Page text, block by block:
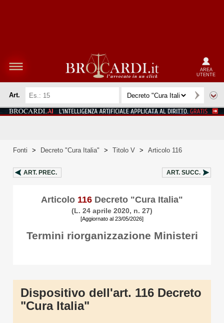
AREA
UTENTE
Art.
Fonti > Decreto "Cura Italia" > Titolo V > Articolo 116
ART. PREC. ART. SUCC.
Articolo 116 Decreto "Cura Italia"
(L. 24 aprile 2020, n. 27)
[Aggiornato al 23/05/2026]
Termini riorganizzazione Ministeri
Dispositivo dell'art. 116 Decreto
"Cura Italia"